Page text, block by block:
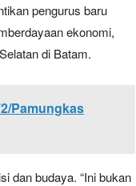
pengurus baru
ekonomi,
di Batam.
Pamungkas
dan budaya. “Ini bukan